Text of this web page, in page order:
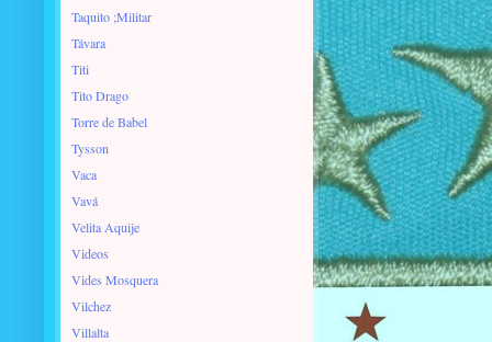
Taquito ;Militar
Távara
Titi
Tito Drago
Torre de Babel
Tysson
Vaca
Vavá
Velita Aquije
Videos
Vides Mosquera
Vilchez
Villalta